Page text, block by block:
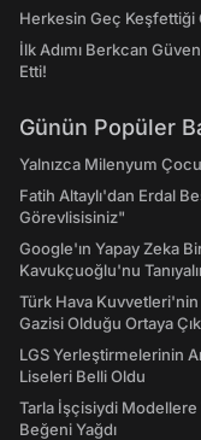
Herkesin Geç Keşfettiği
İlk Adımı Berkcan
Etti!
Günün Popüler
Yalnızca Milenyum
Fatih Altaylı'dan Erdal
Görevlisisiniz"
Google'ın Yapay Zeka
Kavukçuoğlu'nu
Türk Hava
Gazisi Olduğu Ortaya
LGS Yerleştirmelerinin
Liseleri Belli Oldu
Tarla İşçisiydi Modellere
Beğeni Yağdı